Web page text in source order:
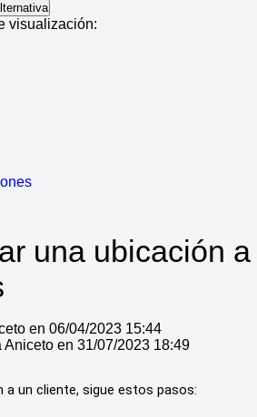
visualización:
una ubicación a
en 06/04/2023 15:44
en 31/07/2023 18:49
a un cliente, sigue estos pasos: